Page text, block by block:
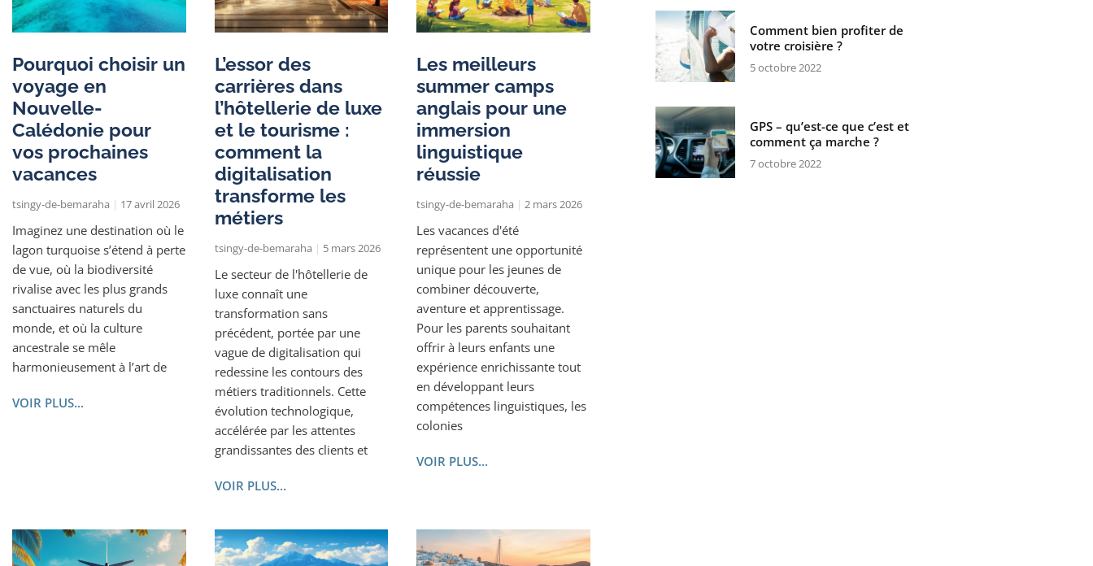
Pourquoi choisir un
voyage en
Nouvelle-
Calédonie pour
vos prochaines
vacances
tsingy-de-bemaraha 17 avril 2026
Imaginez une destination où le
lagon turquoise s’étend à perte
de vue, où la biodiversité
rivalise avec les plus grands
sanctuaires naturels du
monde, et où la culture
ancestrale se mêle
harmonieusement à l’art de
VOIR PLUS...
L’essor des
carrières dans
l’hôtellerie de luxe
et le tourisme :
comment la
digitalisation
transforme les
métiers
tsingy-de-bemaraha 5 mars 2026
Le secteur de l'hôtellerie de
luxe connaît une
transformation sans
précédent, portée par une
vague de digitalisation qui
redessine les contours des
métiers traditionnels. Cette
évolution technologique,
accélérée par les attentes
grandissantes des clients et
VOIR PLUS...
Les meilleurs
summer camps
anglais pour une
immersion
linguistique
réussie
tsingy-de-bemaraha 2 mars 2026
Les vacances d'été
représentent une opportunité
unique pour les jeunes de
combiner découverte,
aventure et apprentissage.
Pour les parents souhaitant
offrir à leurs enfants une
expérience enrichissante tout
en développant leurs
compétences linguistiques, les
colonies
VOIR PLUS...
Comment bien profiter de
votre croisière ?
5 octobre 2022
GPS – qu’est-ce que c’est et
comment ça marche ?
7 octobre 2022